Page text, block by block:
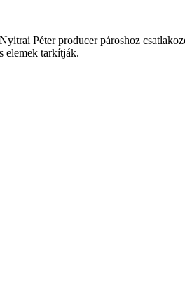
Péter producer pároshoz
elemek tarkítják.